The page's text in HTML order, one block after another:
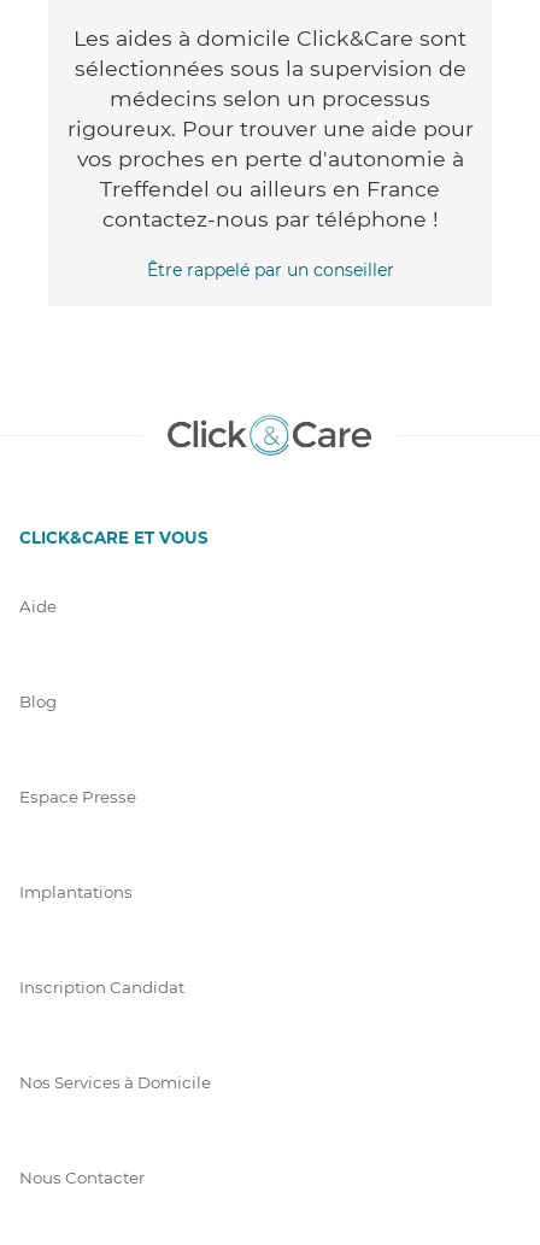
Les aides à domicile Click&Care sont
sélectionnées sous la supervision de
médecins selon un processus
rigoureux. Pour trouver une aide pour
vos proches en perte d'autonomie à
Treffendel ou ailleurs en France
contactez-nous par téléphone !
Être rappelé par un conseiller
CLICK&CARE ET VOUS
Aide
Blog
Espace Presse
Implantations
Inscription Candidat
Nos Services à Domicile
Nous Contacter